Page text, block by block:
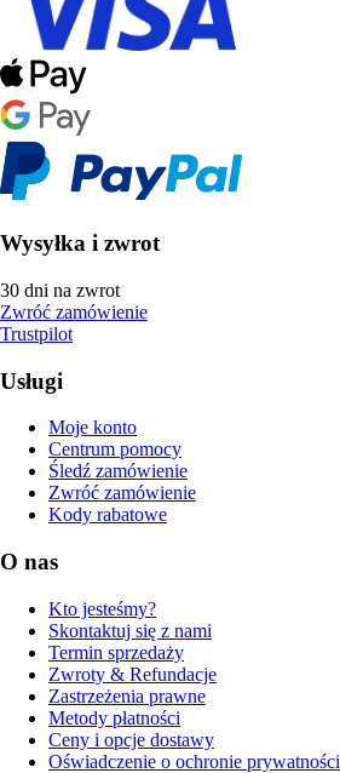
Wysyłka i zwrot
30 dni na zwrot
Zwróć zamówienie
Trustpilot
Usługi
Moje konto
Centrum pomocy
Śledź zamówienie
Zwróć zamówienie
Kody rabatowe
O nas
Kto jesteśmy?
Skontaktuj się z nami
Termin sprzedaży
Zwroty & Refundacje
Zastrzeżenia prawne
Metody płatności
Ceny i opcje dostawy
Oświadczenie o ochronie prywatności